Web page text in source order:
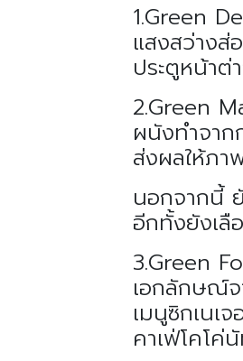
1.Green
แสงสว่างส่
ประตูหน้าต่
2.Green
ผนังทำจาก
ส่งผลให้ภา
นอกจากนี้ ยั
อีกทั้งยังเ
3.Green
เอกลักษณ์
เมนูซิกเนเ
คาเฟ่โคโค่